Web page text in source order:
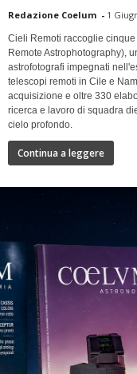
Redazione Coelum - 1
Cieli Remoti raccoglie
Remote Astrophotography),
astrofotografi impegnati
telescopi remoti in Cile e
acquisizione e oltre 330
ricerca e lavoro di squadra
cielo profondo.
Continua a leggere